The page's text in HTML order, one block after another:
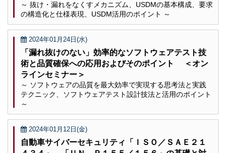
～ 抜け・漏れをなくすメカニズム、USDMの基本構成、要求
の構造化と仕様表現、USDM活用のポイント ～
2024年01月24日(水)
「漏れ抜けのない」効率的なソフトウェアテスト技
術と品質確保への応用およびそのポイント ＜オン
ラインセミナー＞
～ ソフトウェアの品質を最大効率で実現する思考法と実践
テクニック、ソフトウェアテスト設計技法と活用のポイント
～
2024年01月12日(金)
自動車サイバーセキュリティ「ＩＳＯ／ＳＡＥ２１